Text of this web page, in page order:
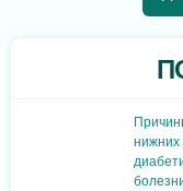
нижних